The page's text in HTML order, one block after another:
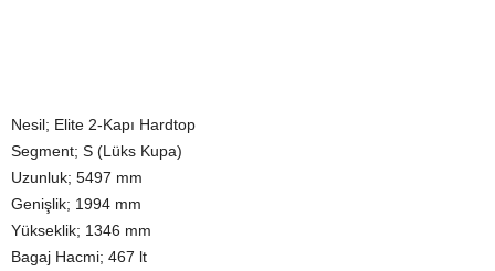
Nesil; Elite 2-Kapı Hardtop
Segment; S (Lüks Kupa)
Uzunluk; 5497 mm
Genişlik; 1994 mm
Yükseklik; 1346 mm
Bagaj Hacmi; 467 lt